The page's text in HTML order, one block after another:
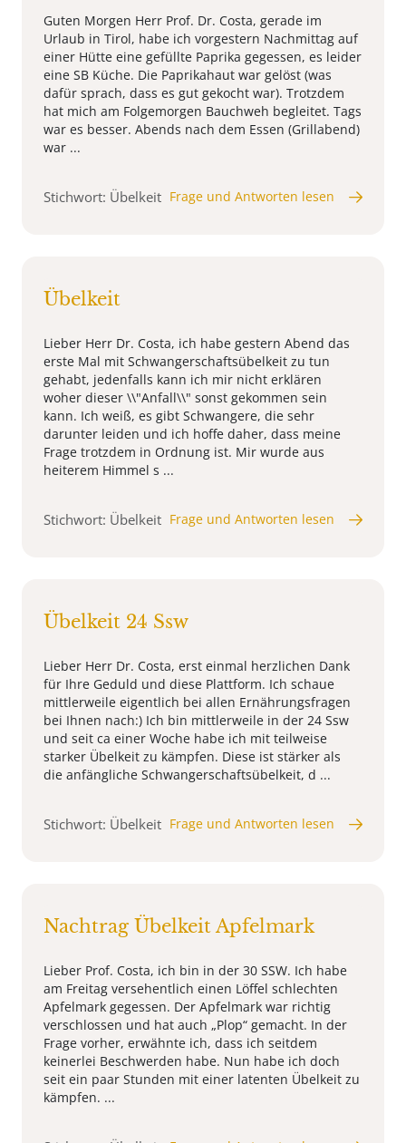
Guten Morgen Herr Prof. Dr. Costa, gerade im
Urlaub in Tirol, habe ich vorgestern Nachmittag auf
einer Hütte eine gefüllte Paprika gegessen, es leider
eine SB Küche. Die Paprikahaut war gelöst (was
dafür sprach, dass es gut gekocht war). Trotzdem
hat mich am Folgemorgen Bauchweh begleitet. Tags
war es besser. Abends nach dem Essen (Grillabend)
war ...
Stichwort: Übelkeit Frage und Antworten lesen
Übelkeit
Lieber Herr Dr. Costa, ich habe gestern Abend das
erste Mal mit Schwangerschaftsübelkeit zu tun
gehabt, jedenfalls kann ich mir nicht erklären
woher dieser \\"Anfall\\" sonst gekommen sein
kann. Ich weiß, es gibt Schwangere, die sehr
darunter leiden und ich hoffe daher, dass meine
Frage trotzdem in Ordnung ist. Mir wurde aus
heiterem Himmel s ...
Stichwort: Übelkeit Frage und Antworten lesen
Übelkeit 24 Ssw
Lieber Herr Dr. Costa, erst einmal herzlichen Dank
für Ihre Geduld und diese Plattform. Ich schaue
mittlerweile eigentlich bei allen Ernährungsfragen
bei Ihnen nach:) Ich bin mittlerweile in der 24 Ssw
und seit ca einer Woche habe ich mit teilweise
starker Übelkeit zu kämpfen. Diese ist stärker als
die anfängliche Schwangerschaftsübelkeit, d ...
Stichwort: Übelkeit Frage und Antworten lesen
Nachtrag Übelkeit Apfelmark
Lieber Prof. Costa, ich bin in der 30 SSW. Ich habe
am Freitag versehentlich einen Löffel schlechten
Apfelmark gegessen. Der Apfelmark war richtig
verschlossen und hat auch „Plop“ gemacht. In der
Frage vorher, erwähnte ich, dass ich seitdem
keinerlei Beschwerden habe. Nun habe ich doch
seit ein paar Stunden mit einer latenten Übelkeit zu
kämpfen. ...